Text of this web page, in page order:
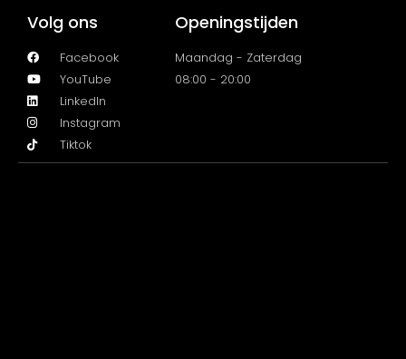
Volg ons
Facebook
YouTube
LinkedIn
Instagram
Tiktok
Openingstijden
Maandag - Zaterdag
08:00 - 20:00